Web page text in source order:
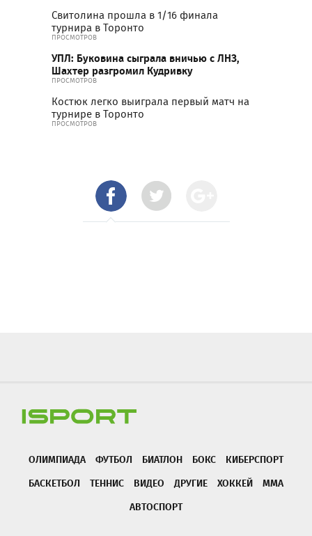
Свитолина прошла в 1/16 финала
турнира в Торонто
ПРОСМОТРОВ
УПЛ: Буковина сыграла вничью с ЛНЗ,
Шахтер разгромил Кудривку
ПРОСМОТРОВ
Костюк легко выиграла первый матч на
турнире в Торонто
ПРОСМОТРОВ
ОЛИМПИАДА ФУТБОЛ БИАТЛОН БОКС
КИБЕРСПОРТ
БАСКЕТБОЛ
ТЕННИС ВИДЕО ДРУГИЕ ХОККЕЙ
ММА
АВТОСПОРТ